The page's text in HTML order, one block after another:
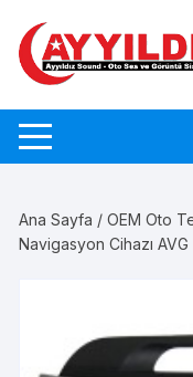
content
Ana Sayfa /OEM Oto
Navigasyon Cihazı